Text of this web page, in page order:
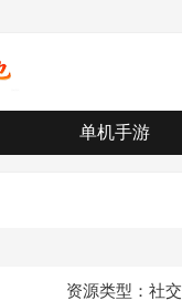
单机手游
资源类型：社交